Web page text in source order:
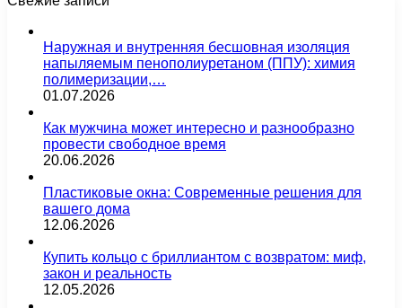
Наружная и внутренняя бесшовная изоляция
напыляемым пенополиуретаном (ППУ): химия
полимеризации,…
01.07.2026
Как мужчина может интересно и разнообразно
провести свободное время
20.06.2026
Пластиковые окна: Современные решения для
вашего дома
12.06.2026
Купить кольцо с бриллиантом с возвратом: миф,
закон и реальность
12.05.2026